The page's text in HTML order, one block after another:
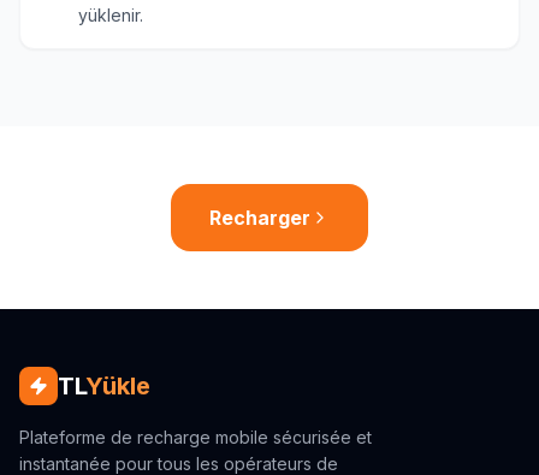
yüklenir.
Recharger
TLYükle
Plateforme de recharge mobile sécurisée et
instantanée pour tous les opérateurs de